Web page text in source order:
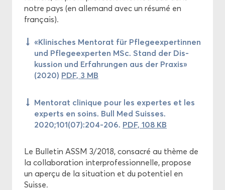
notre pays (en al­le­mand avec un ré­su­mé en
fran­çais).
«Kli­nisches Men­to­rat für Pfle­geex­per­tin­nen
und Pfle­geex­per­ten MSc. Stand der Dis­
kus­sion und Er­fah­run­gen aus der Praxis»
(2020) PDF, 3 MB
Men­to­rat cli­nique pour les ex­pertes et les
ex­perts en soins. Bull Med Suisses.
2020;101(07):204-206. PDF, 108 KB
Le Bul­le­tin ASSM 3/2018, consa­cré au thème de
la col­la­bo­ra­tion in­ter­pro­fes­sion­nelle, pro­pose
un aper­çu de la si­tua­tion et du po­ten­tiel en
Suisse.